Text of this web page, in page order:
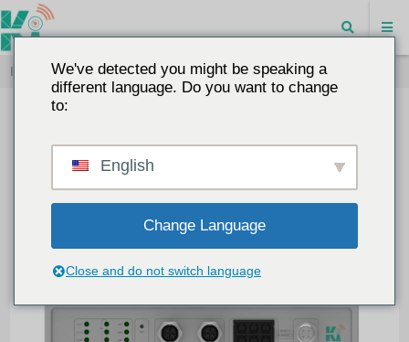
Inicio "Ethernet para automoción - DoIP
2025-07-23 BLOG
15552
1. ¿Qué puede hacer DoIP?
We've detected you might be speaking a
different language. Do you want to change
to:
English
Change Language
Close and do not switch language